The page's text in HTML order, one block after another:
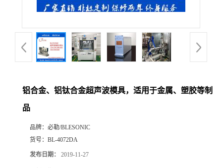
铝合金、铝钛合金超声波模具，适用于金属、塑胶等制
品
品牌： 必勒/BLESONIC
货号： BL-4072DA
发布日期： 2019-11-27